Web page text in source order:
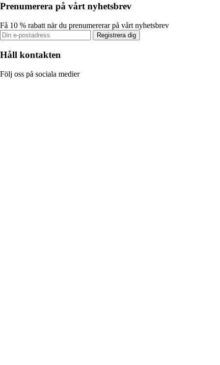
Prenumerera på vårt nyhetsbrev
Få 10 % rabatt när du prenumererar på vårt nyhetsbrev
Registrera dig
Håll kontakten
Följ oss på sociala medier